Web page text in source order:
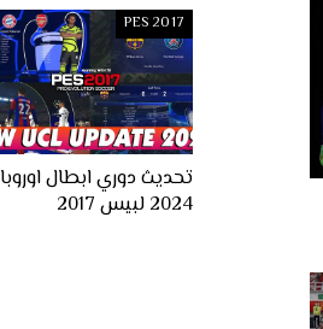
PES 2017
تحديث دوري ابطال اوروبا
2024 لبيس 2017